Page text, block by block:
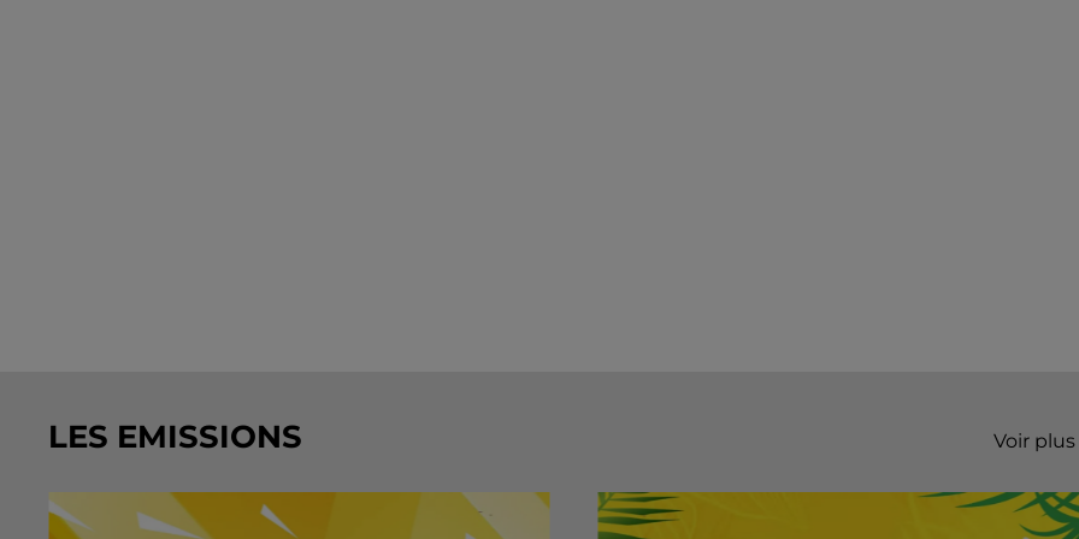
LES EMISSIONS Voir plus